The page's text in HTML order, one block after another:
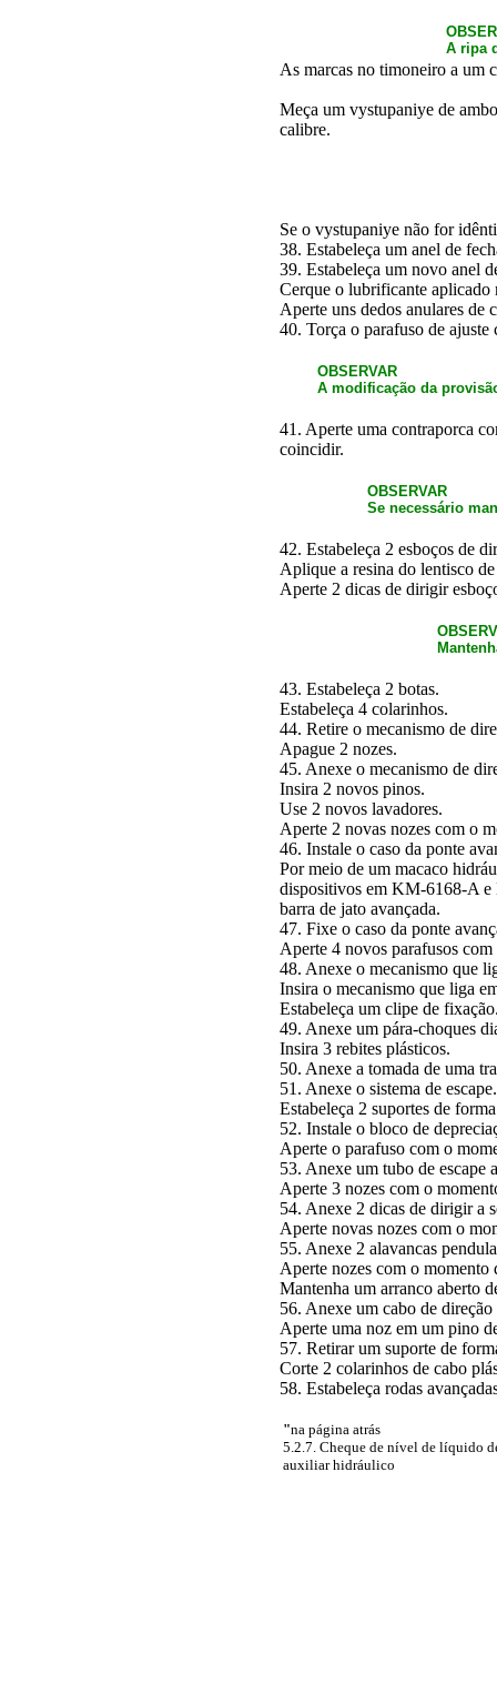
A ripa
As marcas no timoneiro a um
Meça um vystupaniye de
calibre.
Se o vystupaniye não for
38. Estabeleça um anel de
39. Estabeleça um novo anel
Cerque o lubrificante aplicado
Aperte uns dedos anulares de
40. Torça o parafuso de ajuste
OBSERVAR
A modificação da
41. Aperte uma contraporca
coincidir.
OBSERVAR
Se necessário
42. Estabeleça 2 esboços de
Aplique a resina do lentisco
Aperte 2 dicas de dirigir
43. Estabeleça 2 botas.
Estabeleça 4 colarinhos.
44. Retire o mecanismo de
Apague 2 nozes.
45. Anexe o mecanismo de
Insira 2 novos pinos.
Use 2 novos lavadores.
Aperte 2 novas nozes com o
46. Instale o caso da ponte
Por meio de um macaco
dispositivos em KM-6168-A e
barra de jato avançada.
47. Fixe o caso da ponte
Aperte 4 novos parafusos
48. Anexe o mecanismo que
Insira o mecanismo que liga
Estabeleça um clipe de
49. Anexe um pára-choques
Insira 3 rebites plásticos.
50. Anexe a tomada de uma
51. Anexe o sistema de escape.
Estabeleça 2 suportes de
52. Instale o bloco de
Aperte o parafuso com o
53. Anexe um tubo de escape
Aperte 3 nozes com o
54. Anexe 2 dicas de dirigir a
Aperte novas nozes com o
55. Anexe 2 alavancas
Aperte nozes com o momento
Mantenha um arranco aberto
56. Anexe um cabo de
Aperte uma noz em um pino
57. Retirar um suporte de
Corte 2 colarinhos de cabo
58. Estabeleça rodas
"na página atrás
5.2.7. Cheque de nível de líquido
auxiliar hidráulico